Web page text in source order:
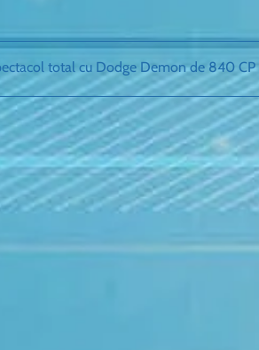
total cu Dodge Demon de 840 CP